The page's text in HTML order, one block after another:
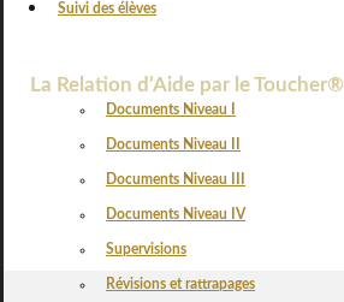
Suivi des élèves
Documents Niveau I
Documents Niveau II
Documents Niveau III
Documents Niveau IV
Supervisions
Révisions et rattrapages
La Relation d’Aide par le Toucher®